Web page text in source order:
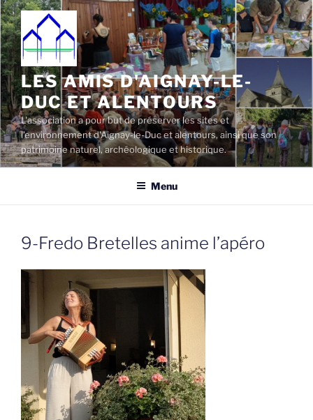
Aller
au
contenu
principal
LES AMIS D'AIGNAY-LE-
DUC ET ALENTOURS
L'association a pour but de préserver les sites et
l'environnement d'Aignay-le-Duc et alentours, ainsi que son
patrimoine naturel, archéologique et historique.
Menu
9-Fredo Bretelles anime l’apéro